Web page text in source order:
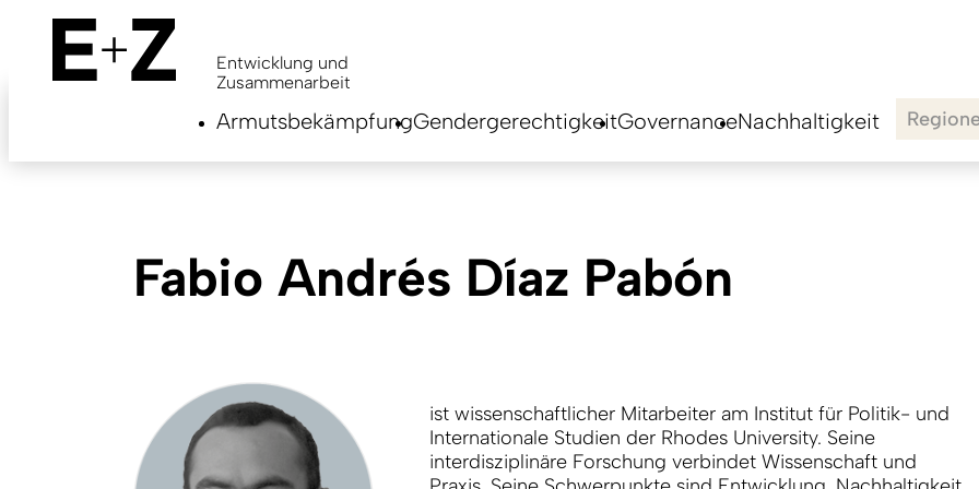
content
Entwicklung und
Zusammenarbeit
ArmutsbekämpfungGendergerechtigkeitGovernanceNachhaltigkeit
Fabio Andrés Díaz Pabón
ist wissenschaftlicher Mitarbeiter am Institut für Politik- und
Internationale Studien der Rhodes University. Seine
interdisziplinäre Forschung verbindet Wissenschaft und